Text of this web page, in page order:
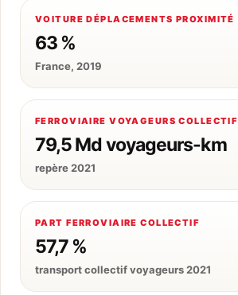
VOITURE DÉPLACEMENTS PROXIMITÉ
63 %
France, 2019
FERROVIAIRE VOYAGEURS COLLECTIF
79,5 Md voyageurs-km
repère 2021
PART FERROVIAIRE COLLECTIF
57,7 %
transport collectif voyageurs 2021